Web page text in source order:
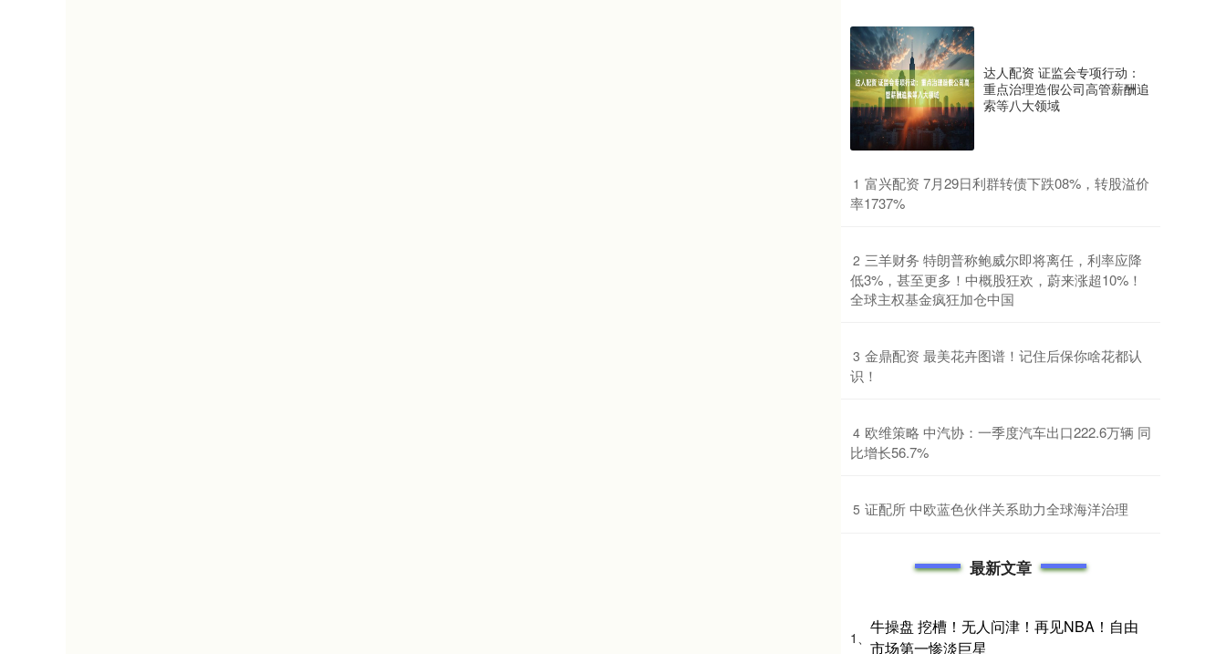
达人配资 证监会专项行动：
重点治理造假公司高管薪酬追
索等八大领域
1 ​富兴配资 7月29日利群转债下跌08%，转股溢价
率1737%
2 ​三羊财务 特朗普称鲍威尔即将离任，利率应降
低3%，甚至更多！中概股狂欢，蔚来涨超10%！
全球主权基金疯狂加仓中国
3 ​金鼎配资 最美花卉图谱！记住后保你啥花都认
识！
4 ​欧维策略 中汽协：一季度汽车出口222.6万辆 同
比增长56.7%
5 ​证配所 中欧蓝色伙伴关系助力全球海洋治理
最新文章
1、
牛操盘 挖槽！无人问津！再见NBA！自由
市场第一惨淡巨星